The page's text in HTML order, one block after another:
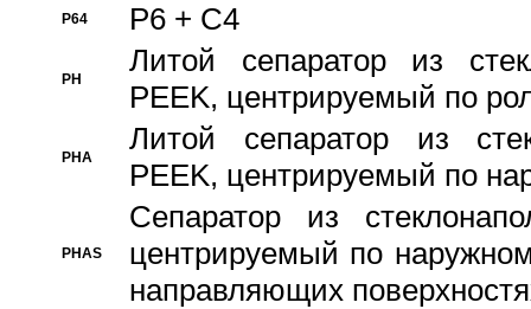
P64 P6 + C4
PH
Литой сепаратор из
PEEK, центрируемый по
PHA
Литой сепаратор из
PEEK, центрируемый по
PHAS
Сепаратор из
центрируемый по
направляющих